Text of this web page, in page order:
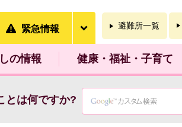
緊急情報 避難所一覧
の情報 健康・福祉・子育て
とは何ですか?